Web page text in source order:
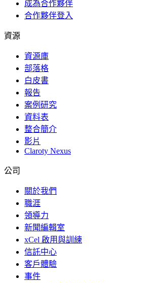
成為合作夥伴
合作夥伴登入
資源
資源庫
部落格
白皮書
報告
案例研究
資料表
整合簡介
影片
Claroty Nexus
公司
關於我們
職涯
領導力
新聞編輯室
xCel 啟用與訓練
信託中心
客戶體驗
事件